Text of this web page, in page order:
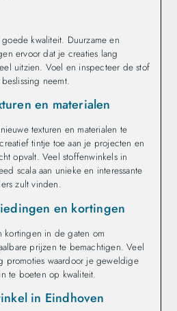
kwaliteit. Duurzame en
ervoor dat je creaties lang
uitzien. Voel en inspecteer de stof
neemt.
en materialen
texturen en materialen te
tintje toe aan je projecten en
opvalt. Veel stoffenwinkels in
scala aan unieke en interessante
zult vinden.
en kortingen
in de gaten om
prijzen te bemachtigen. Veel
promoties waardoor je geweldige
te boeten op kwaliteit.
in Eindhoven